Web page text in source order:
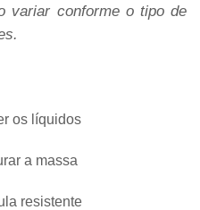
variar conforme o tipo de
os líquidos
a massa
resistente